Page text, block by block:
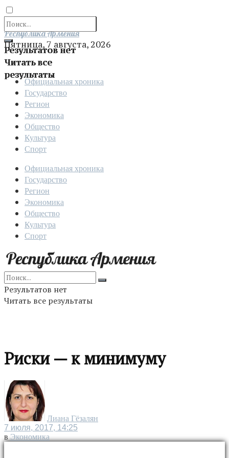
Результатов нет
Читать все
результаты
Отправить
Республика Армения
Пятница, 7 августа, 2026
Официальная хроника
Государство
Регион
Экономика
Общество
Культура
Спорт
Официальная хроника
Государство
Регион
Экономика
Общество
Культура
Спорт
Результатов нет
Читать все результаты
Риски — к минимуму
Лиана Гёзалян
7 июля, 2017, 14:25
в Экономика